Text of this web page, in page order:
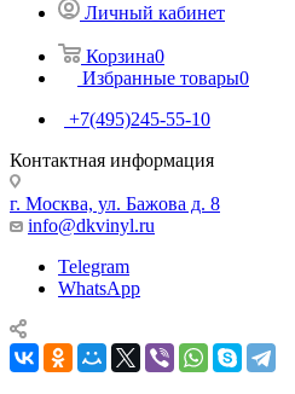
Личный кабинет
Корзина0
Избранные товары0
+7(495)245-55-10
Контактная информация
г. Москва, ул. Бажова д. 8
info@dkvinyl.ru
Telegram
WhatsApp